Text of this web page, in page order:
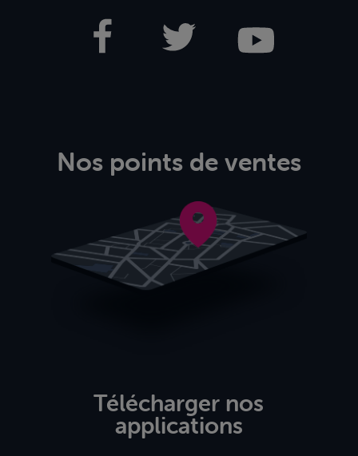
Nos points de ventes
Télécharger nos
applications